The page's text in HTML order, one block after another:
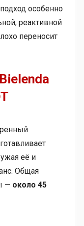
особенно
реактивной
переносит
её и
Общая
— около 45